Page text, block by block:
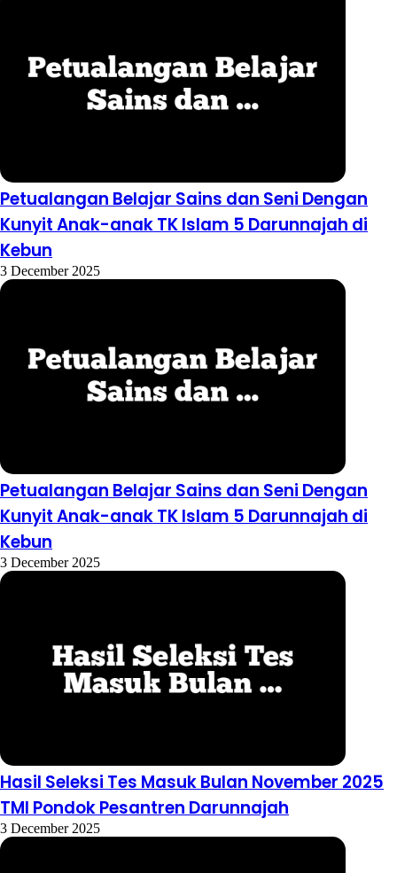
Petualangan Belajar Sains dan Seni Dengan
Kunyit Anak-anak TK Islam 5 Darunnajah di
Kebun
3 December 2025
Petualangan Belajar Sains dan Seni Dengan
Kunyit Anak-anak TK Islam 5 Darunnajah di
Kebun
3 December 2025
Hasil Seleksi Tes Masuk Bulan November 2025
TMI Pondok Pesantren Darunnajah
3 December 2025